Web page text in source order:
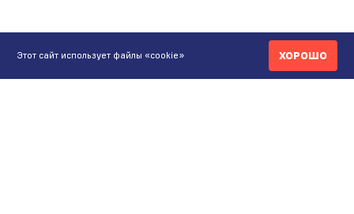
Этот сайт использует файлы «cookie» ХОРОШО